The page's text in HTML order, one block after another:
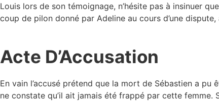
Louis lors de son témoignage, n’hésite pas à insinuer
coup de pilon donné par Adeline au cours d’une
Acte D’Accusation
En vain l’accusé prétend que la mort de Sébastien a pu
ne constate qu’il ait jamais été frappé par cette femme.